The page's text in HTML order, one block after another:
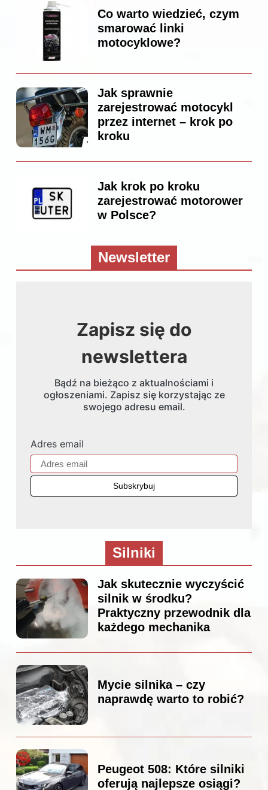
Co warto wiedzieć, czym
smarować linki
motocyklowe?
Jak sprawnie
zarejestrować motocykl
przez internet – krok po
kroku
Jak krok po kroku
zarejestrować motorower
w Polsce?
Newsletter
Zapisz się do
newslettera
Bądź na bieżąco z aktualnościami i
ogłoszeniami. Zapisz się korzystając ze
swojego adresu email.
Adres email
Silniki
Jak skutecznie wyczyścić
silnik w środku?
Praktyczny przewodnik dla
każdego mechanika
Mycie silnika – czy
naprawdę warto to robić?
Peugeot 508: Które silniki
oferują najlepsze osiągi?